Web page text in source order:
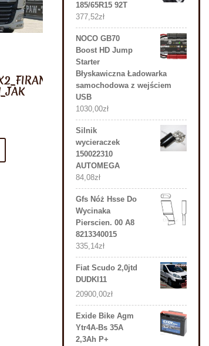
185/65R15 92T
377,52zł
NOCO GB70
Boost HD Jump
Starter
Błyskawiczna Ładowarka
samochodowa z wejściem
USB
1030,00zł
Silnik
wycieraczek
150022310
AUTOMEGA
84,08zł
Gfs Nóż Hsse Do
Wycinaka
Pierscien. 00 A8
8213340015
335,14zł
Fiat Scudo 2,0jtd
DUDKI11
20900,00zł
Exide Bike Agm
Ytr4A-Bs 35A
2,3Ah P+